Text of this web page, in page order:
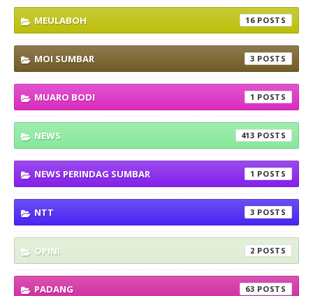
MEULABOH 16
MOI SUMBAR 3
MUARO BODI 1
NEWS 413
NEWS PERINDAG SUMBAR 1
NTT 3
OPINI 2
PADANG 63